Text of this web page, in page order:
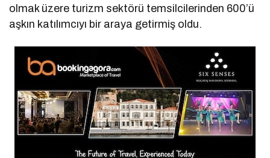
olmak üzere turizm sektörü temsilcilerinden 600’ü
aşkın katılımcıyı bir araya getirmiş oldu.